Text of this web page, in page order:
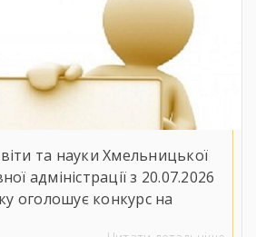
освіти»
та науки Хмельницької
адміністрації з 20.07.2026
оголошує конкурс на